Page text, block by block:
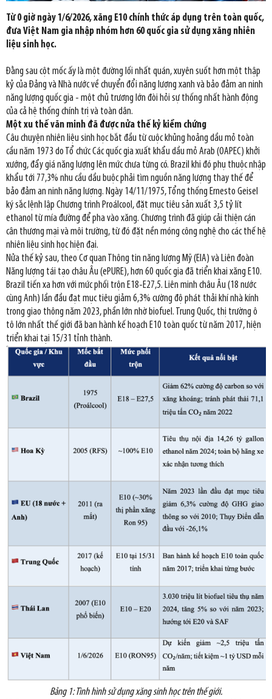
Từ 0 giờ ngày 1/6/2026, xăng E10 chính thức áp dụng trên toàn quốc,
đưa Việt Nam gia nhập nhóm hơn 60 quốc gia sử dụng xăng nhiên
liệu sinh học.
Đằng sau cột mốc ấy là một đường lối nhất quán, xuyên suốt hơn một thập
kỷ của Đảng và Nhà nước về chuyển đổi năng lượng xanh và bảo đảm an ninh
năng lượng quốc gia - một chủ trương lớn đòi hỏi sự thống nhất hành động
của cả hệ thống chính trị và toàn dân.
Một xu thế văn minh đã được nửa thế kỷ kiểm chứng
Câu chuyện nhiên liệu sinh học bắt đầu từ cuộc khủng hoảng dầu mỏ toàn
cầu năm 1973 do Tổ chức Các quốc gia xuất khẩu dầu mỏ Arab (OAPEC) khởi
xướng, đẩy giá năng lượng lên mức chưa từng có. Brazil khi đó phụ thuộc nhập
khẩu tới 77,3% nhu cầu dầu buộc phải tìm nguồn năng lượng thay thế để
bảo đảm an ninh năng lượng. Ngày 14/11/1975, Tổng thống Ernesto Geisel
ký sắc lệnh lập Chương trình Proálcool, đặt mục tiêu sản xuất 3,5 tỷ lít
ethanol từ mía đường để pha vào xăng. Chương trình đã giúp cải thiện cán
cân thương mại và môi trường, từ đó đặt nền móng công nghệ cho các thế hệ
nhiên liệu sinh học hiện đại.
Nửa thế kỷ sau, theo Cơ quan Thông tin năng lượng Mỹ (EIA) và Liên đoàn
Năng lượng tái tạo châu Âu (ePURE), hơn 60 quốc gia đã triển khai xăng E10.
Brazil tiến xa hơn với mức phối trộn E18-E27,5. Liên minh châu Âu (18 nước
cùng Anh) lần đầu đạt mục tiêu giảm 6,3% cường độ phát thải khí nhà kính
trong giao thông năm 2023, phần lớn nhờ biofuel. Trung Quốc, thị trường ô
tô lớn nhất thế giới đã ban hành kế hoạch E10 toàn quốc từ năm 2017, hiện
triển khai tại 15/31 tỉnh thành.
Bảng 1: Tình hình sử dụng xăng sinh học trên thế giới.